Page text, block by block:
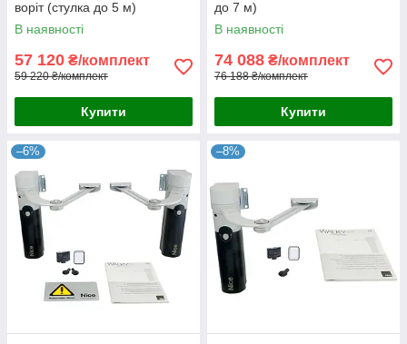
воріт (стулка до 5 м)
В наявності
57 120 ₴/комплект
59 220 ₴/комплект
Купити
до 7 м)
В наявності
74 088 ₴/комплект
76 188 ₴/комплект
Купити
–6% –8%